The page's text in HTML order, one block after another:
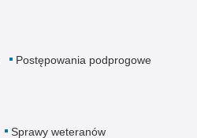
Postępowania podprogowe
Sprawy weteranów